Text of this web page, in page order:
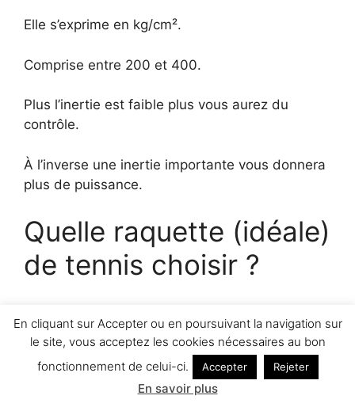
Elle s’exprime en kg/cm².
Comprise entre 200 et 400.
Plus l’inertie est faible plus vous aurez du
contrôle.
À l’inverse une inertie importante vous donnera
plus de puissance.
Quelle raquette (idéale)
de tennis choisir ?
succinct.
Vous avez le condensé pour bien choisir votre
raquette de tennis.
En cliquant sur Accepter ou en poursuivant la navigation sur
le site, vous acceptez les cookies nécessaires au bon
fonctionnement de celui-ci.
Accepter Rejeter
En savoir plus